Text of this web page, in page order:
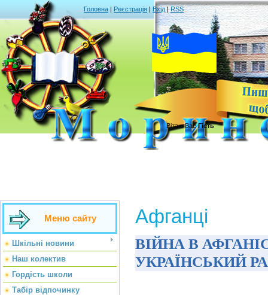
Головна | Реєстрація | Вхід| RSS
Вітаю Вас Гість
Меню сайту
Шкільні новини
Наш колектив
Гордість школи
Табір відпочинку
Афганці
ВІЙНА В
УКРАЇНСЬКИЙ